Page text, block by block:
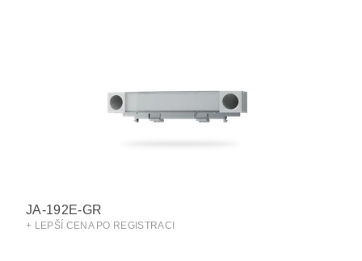
JA-192E-GR
+ LEPŠÍ CENA PO REGISTRACI